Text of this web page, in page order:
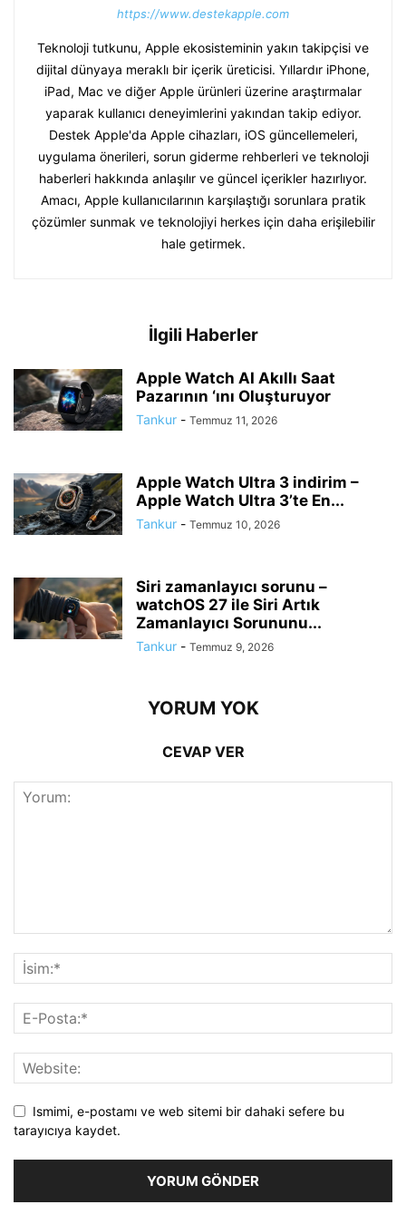
https://www.destekapple.com
Teknoloji tutkunu, Apple ekosisteminin yakın takipçisi ve
dijital dünyaya meraklı bir içerik üreticisi. Yıllardır iPhone,
iPad, Mac ve diğer Apple ürünleri üzerine araştırmalar
yaparak kullanıcı deneyimlerini yakından takip ediyor.
Destek Apple'da Apple cihazları, iOS güncellemeleri,
uygulama önerileri, sorun giderme rehberleri ve teknoloji
haberleri hakkında anlaşılır ve güncel içerikler hazırlıyor.
Amacı, Apple kullanıcılarının karşılaştığı sorunlara pratik
çözümler sunmak ve teknolojiyi herkes için daha erişilebilir
hale getirmek.
İlgili Haberler
Apple Watch AI Akıllı Saat
Pazarının ‘ını Oluşturuyor
Tankur - Temmuz 11, 2026
Apple Watch Ultra 3 indirim –
Apple Watch Ultra 3’te En...
Tankur - Temmuz 10, 2026
Siri zamanlayıcı sorunu –
watchOS 27 ile Siri Artık
Zamanlayıcı Sorununu...
Tankur - Temmuz 9, 2026
YORUM YOK
CEVAP VER
Ismimi, e-postamı ve web sitemi bir dahaki sefere bu
tarayıcıya kaydet.